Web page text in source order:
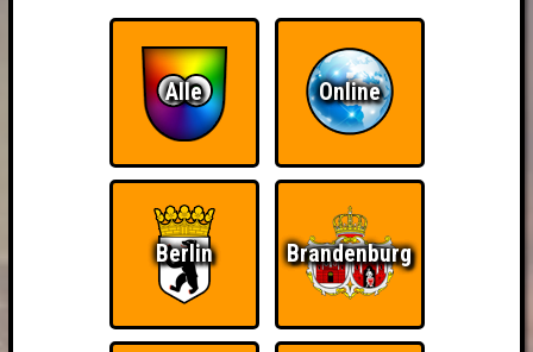
Alle Online
Berlin Brandenburg